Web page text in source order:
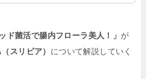
ド菌活で腸内フローラ美人！」 が
スリビア） について解説していく